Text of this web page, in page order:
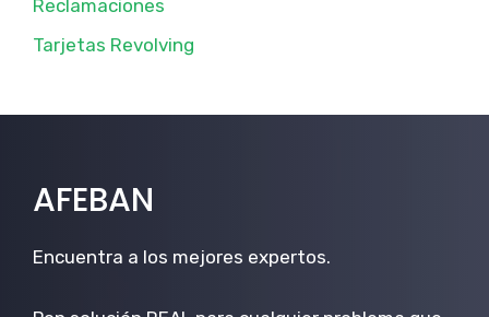
Reclamaciones
Tarjetas Revolving
AFEBAN
Encuentra a los mejores expertos.